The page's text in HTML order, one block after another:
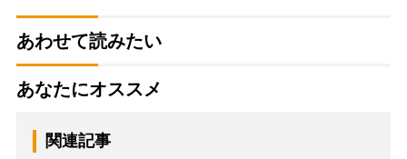
あわせて読みたい
あなたにオススメ
関連記事